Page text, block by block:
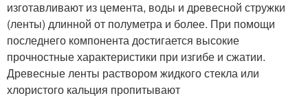
изготавливают из цемента, воды и древесной стружки
(ленты) длинной от полуметра и более. При помощи
последнего компонента достигается высокие
прочностные характеристики при изгибе и сжатии.
Древесные ленты раствором жидкого стекла или
хлористого кальция пропитывают